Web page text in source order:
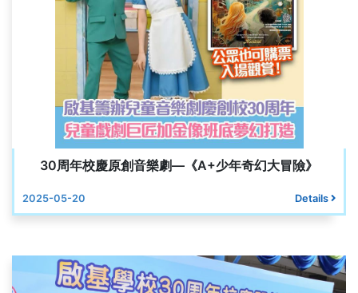
30周年校慶原創音樂劇—《A+少年奇幻大冒險》
2025-05-20 Details